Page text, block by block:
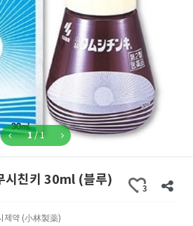
1/ 1
시친키 30ml (블루)
3
제약 (小林製薬)